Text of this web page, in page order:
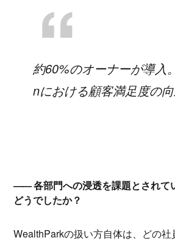
約60%のオーナーが導入
nにおける顧客満足度の
各部門への浸透を課題とされて
どうでしたか？
WealthParkの扱い方自体は、どの社